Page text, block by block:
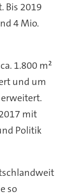
Bis 2019
4 Mio.
1.800 m²
und um
mit
Politik
so